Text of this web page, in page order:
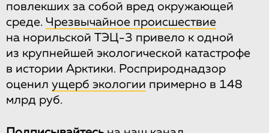
повлекших за собой вред окружающей
среде. Чрезвычайное происшествие
на норильской ТЭЦ-3 привело к одной
из крупнейшей экологической катастрофе
в истории Арктики. Росприроднадзор
оценил ущерб экологии примерно в 148
млрд руб.